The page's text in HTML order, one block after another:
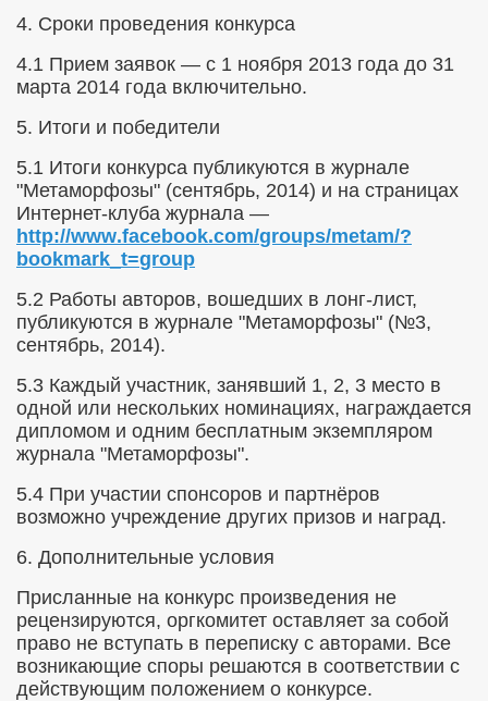
4. Сроки проведения конкурса
4.1 Прием заявок — с 1 ноября 2013 года до 31
марта 2014 года включительно.
5. Итоги и победители
5.1 Итоги конкурса публикуются в журнале
"Метаморфозы" (сентябрь, 2014) и на страницах
Интернет-клуба журнала —
http://www.facebook.com/groups/metam/?
bookmark t=group
5.2 Работы авторов, вошедших в лонг-лист,
публикуются в журнале "Метаморфозы" (№3,
сентябрь, 2014).
5.3 Каждый участник, занявший 1, 2, 3 место в
одной или нескольких номинациях, награждается
дипломом и одним бесплатным экземпляром
журнала "Метаморфозы".
5.4 При участии спонсоров и партнёров
возможно учреждение других призов и наград.
6. Дополнительные условия
Присланные на конкурс произведения не
рецензируются, оргкомитет оставляет за собой
право не вступать в переписку с авторами. Все
возникающие споры решаются в соответствии с
действующим положением о конкурсе.